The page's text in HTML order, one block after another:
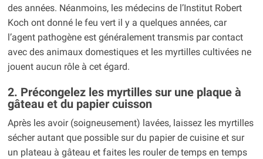
des années. Néanmoins, les médecins de l’Institut Robert
Koch ont donné le feu vert il y a quelques années, car
l’agent pathogène est généralement transmis par contact
avec des animaux domestiques et les myrtilles cultivées ne
jouent aucun rôle à cet égard.
2. Précongelez les myrtilles sur une plaque à
gâteau et du papier cuisson
Après les avoir (soigneusement) lavées, laissez les myrtilles
sécher autant que possible sur du papier de cuisine et sur
un plateau à gâteau et faites les rouler de temps en temps